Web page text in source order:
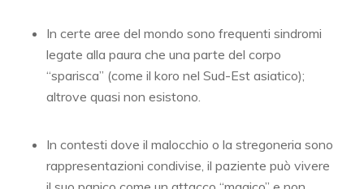
In certe aree del mondo sono frequenti sindromi
legate alla paura che una parte del corpo
“sparisca” (come il koro nel Sud-Est asiatico);
altrove quasi non esistono.
In contesti dove il malocchio o la stregoneria sono
rappresentazioni condivise, il paziente può vivere